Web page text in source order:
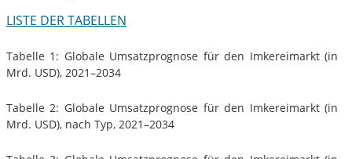
LISTE DER TABELLEN
Tabelle 1: Globale Umsatzprognose für den Imkereimarkt (in
Mrd. USD), 2021–2034
Tabelle 2: Globale Umsatzprognose für den Imkereimarkt (in
Mrd. USD), nach Typ, 2021–2034